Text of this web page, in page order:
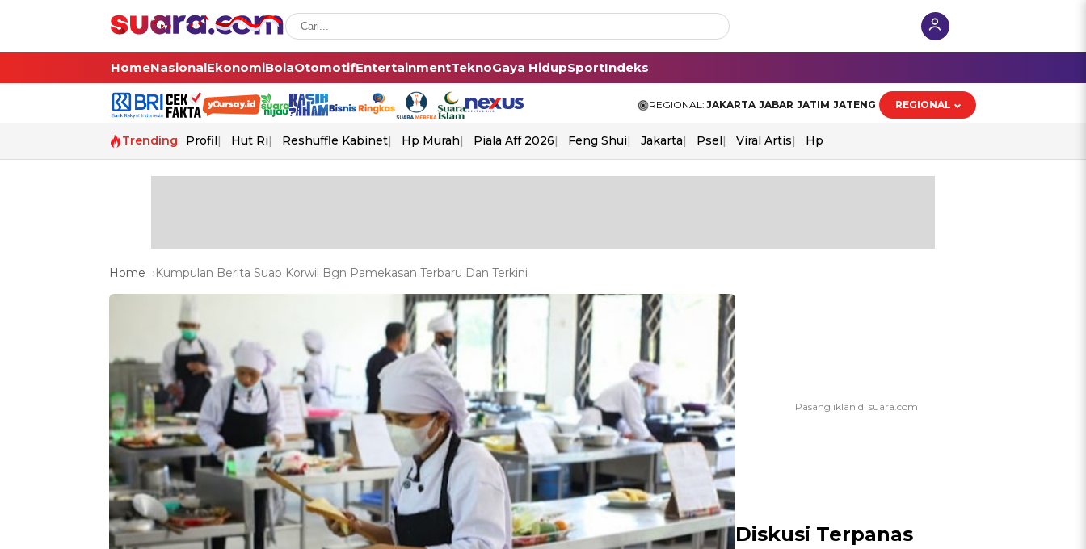
HomeNasionalEkonomiBolaOtomotifEntertainmentTeknoGaya HidupSportIndeks
REGIONAL: JAKARTA JABAR JATIM JATENG REGIONAL
Trending Profil Hut Ri Reshuffle Kabinet Hp Murah Piala Aff 2026 Feng Shui Jakarta Psel Viral Artis Hp
Home Kumpulan Berita Suap Korwil Bgn Pamekasan Terbaru Dan Terkini
Diskusi Terpanas